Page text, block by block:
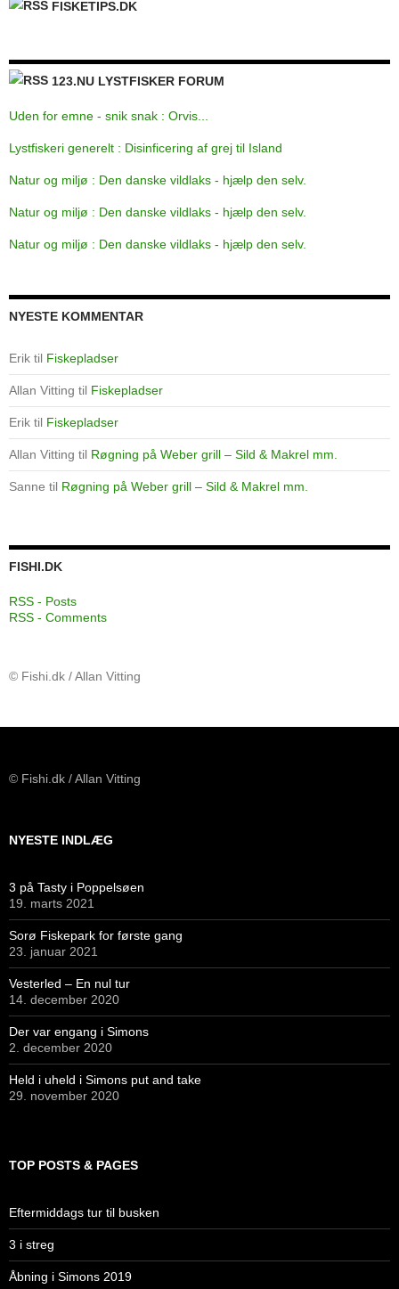
FISKETIPS.DK
123.NU LYSTFISKER FORUM
Uden for emne - snik snak : Orvis...
Lystfiskeri generelt : Disinficering af grej til Island
Natur og miljø : Den danske vildlaks - hjælp den selv.
Natur og miljø : Den danske vildlaks - hjælp den selv.
Natur og miljø : Den danske vildlaks - hjælp den selv.
NYESTE KOMMENTAR
Erik til Fiskepladser
Allan Vitting til Fiskepladser
Erik til Fiskepladser
Allan Vitting til Røgning på Weber grill – Sild & Makrel mm.
Sanne til Røgning på Weber grill – Sild & Makrel mm.
FISHI.DK
RSS - Posts
RSS - Comments
© Fishi.dk / Allan Vitting
© Fishi.dk / Allan Vitting
NYESTE INDLÆG
3 på Tasty i Poppelsøen
19. marts 2021
Sorø Fiskepark for første gang
23. januar 2021
Vesterled – En nul tur
14. december 2020
Der var engang i Simons
2. december 2020
Held i uheld i Simons put and take
29. november 2020
TOP POSTS & PAGES
Eftermiddags tur til busken
3 i streg
Åbning i Simons 2019